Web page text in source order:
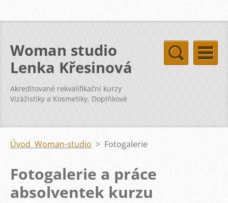
Woman studio
Lenka Křesinová
Akreditované rekvalifikační kurzy
Vizážistiky a Kosmetiky. Doplňkové
kurzy svatba vizáž kosmetika pleť
Úvod Woman-studio > Fotogalerie
Fotogalerie a práce
absolventek kurzu